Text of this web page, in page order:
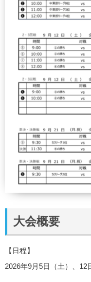
大会概要
【日程】
2026年9月5日（土）、12